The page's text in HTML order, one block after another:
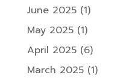
June 2025(1)
May 2025(1)
April 2025(6)
March 2025(1)